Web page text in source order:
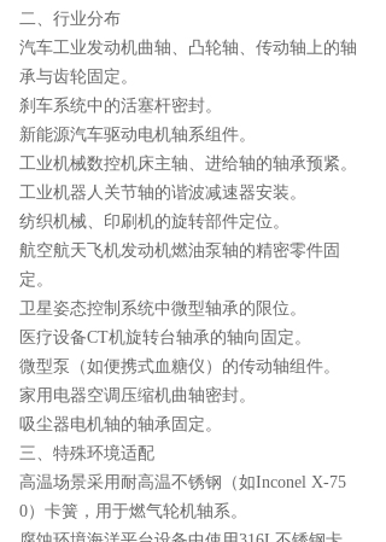
二、行业分布
汽车工业发动机曲轴、凸轮轴、传动轴上的轴
承与齿轮固定。
刹车系统中的活塞杆密封。
新能源汽车驱动电机轴系组件。
工业机械数控机床主轴、进给轴的轴承预紧。
工业机器人关节轴的谐波减速器安装。
纺织机械、印刷机的旋转部件定位。
航空航天飞机发动机燃油泵轴的精密零件固
定。
卫星姿态控制系统中微型轴承的限位。
医疗设备CT机旋转台轴承的轴向固定。
微型泵（如便携式血糖仪）的传动轴组件。
家用电器空调压缩机曲轴密封。
吸尘器电机轴的轴承固定。
三、特殊环境适配
高温场景采用耐高温不锈钢（如Inconel X-75
0）卡簧，用于燃气轮机轴系。